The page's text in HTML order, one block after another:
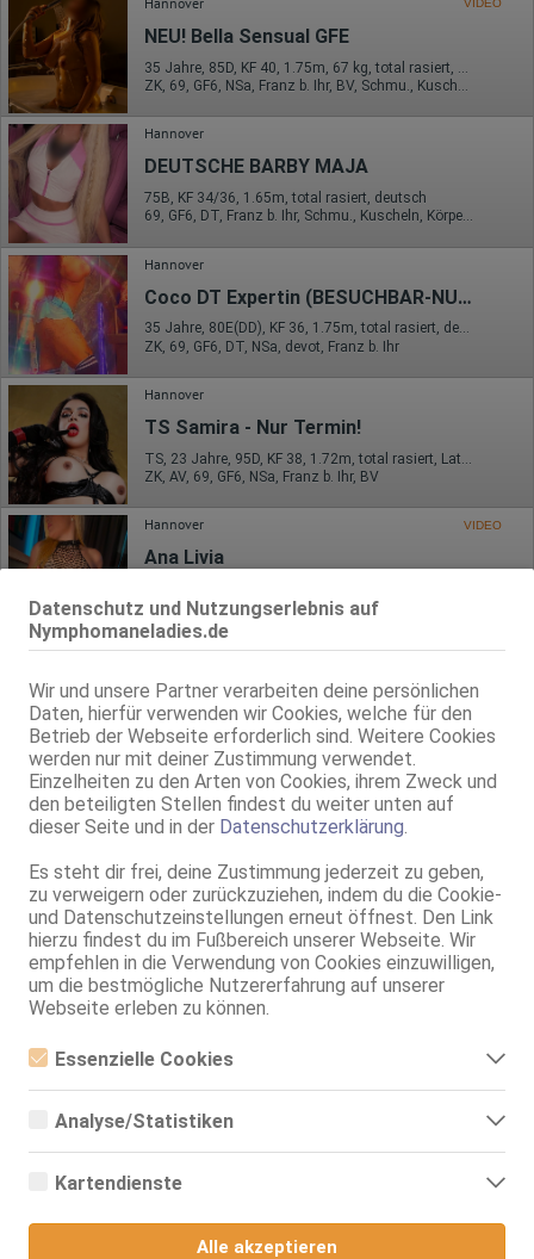
Datenschutz und Nutzungserlebnis auf
Nymphomaneladies.de
Wir und unsere Partner verarbeiten deine persönlichen
Daten, hierfür verwenden wir Cookies, welche für den
Betrieb der Webseite erforderlich sind. Weitere Cookies
werden nur mit deiner Zustimmung verwendet.
Einzelheiten zu den Arten von Cookies, ihrem Zweck und
den beteiligten Stellen findest du weiter unten auf
dieser Seite und in der Datenschutzerklärung
Es steht dir frei, deine Zustimmung jederzeit zu geben,
zu verweigern oder zurückzuziehen, indem du die Cookie-
und Datenschutzeinstellungen erneut öffnest. Den Link
hierzu findest du im Fußbereich unserer Webseite. Wir
empfehlen in die Verwendung von Cookies einzuwilligen,
um die bestmögliche Nutzererfahrung auf unserer
Webseite erleben zu können.
Essenzielle Cookies
Essenzielle Cookies sind alle notwendigen Cookies, die für den
ermöglicht werden. Die Webseite kann ohne diese Cookies nicht
Analyse/Statistiken
Analyse- bzw. Statistikcookies sind Cookies, die der Analyse der
Zugriffsstatistiken dienen. Sie helfen den Webseiten-Besitzern zu
Informationen anonym gesammelt und gemeldet werden.
Kartendienste
Alle akzeptieren
VIDEO
NEU! Bella Sensual GFE
ZK, 69, GF6, NSa, Franz b. Ihr, BV, Schmu., Kuscheln
Hannover
DEUTSCHE BARBY MAJA
75B, KF 34/36, 1.65m, total rasiert, deutsch
69, GF6, DT, Franz b. Ihr, Schmu., Kuscheln, Körperküs., GBp
Hannover
Coco DT Expertin (BESUCHBAR-NUR ANRUFE
35 Jahre, 80E(DD), KF 36, 1.75m, total rasiert, deutsch
ZK, 69, GF6, DT, NSa, devot, Franz b. Ihr
Hannover
TS Samira - Nur Termin!
ZK, AV, 69, GF6, NSa, Franz b. Ihr, BV
Hannover VIDEO
Ana Livia
Hannover-Mitte
Tamara
80C, KF 38/40, 1.77m, total rasiert, osteuropäisch
ZK, AV, 69, GF6, NSa, NSp, Franz b. Ihr
Hannover
2.1km, Deisterstr. 28
Pamela Party 24/24
ZK, AV, 69, GF6, DT, NSa, Franz b. Ihr
Hannover
2.1km, Deisterstr. 28
Kelly Hermosa Latina OW Natur Ganz Neu! nur Anrufe